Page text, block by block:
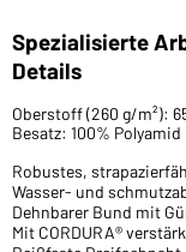
Spezialisierte
Details
Oberstoff (260 g/m²):
Besatz: 100% Polyamid
Robustes,
Wasser- und
Dehnbarer Bund mit
Mit CORDURA®